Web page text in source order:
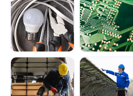
Module 1 - Les
bases de
l'électricité
Explorer le
circuit
électriqu...